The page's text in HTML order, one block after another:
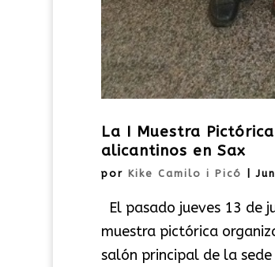
La I Muestra
alicantinos en Sax
por Kike Camilo i Picó |
El pasado jueves 13 de
muestra pictórica
salón principal de la sede